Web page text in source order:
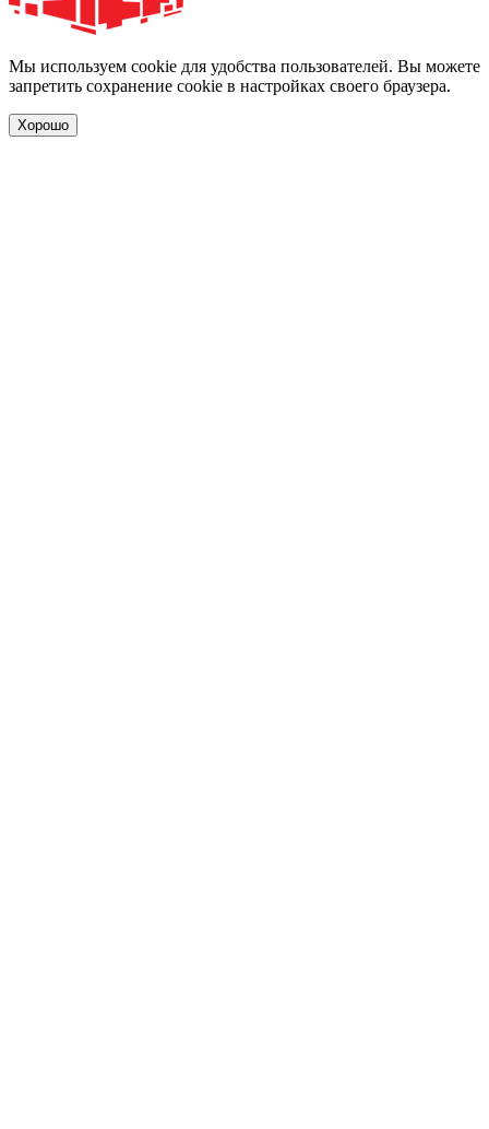
Мы используем cookie для удобства пользователей. Вы можете
запретить сохранение cookie в настройках своего браузера.
Хорошо